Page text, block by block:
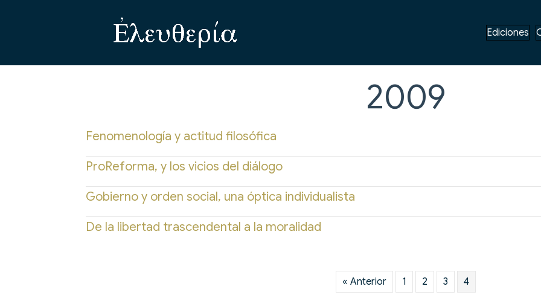
Ediciones
2009
Fenomenología y actitud filosófica
ProReforma, y los vicios del diálogo
Gobierno y orden social, una óptica individualista
De la libertad trascendental a la moralidad
« Anterior 1 2 3 4